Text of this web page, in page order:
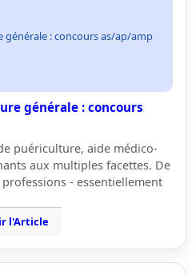
générale : concours as/ap/amp
générale : concours
puériculture, aide médico-
aux multiples facettes. De
- essentiellement
l'Article